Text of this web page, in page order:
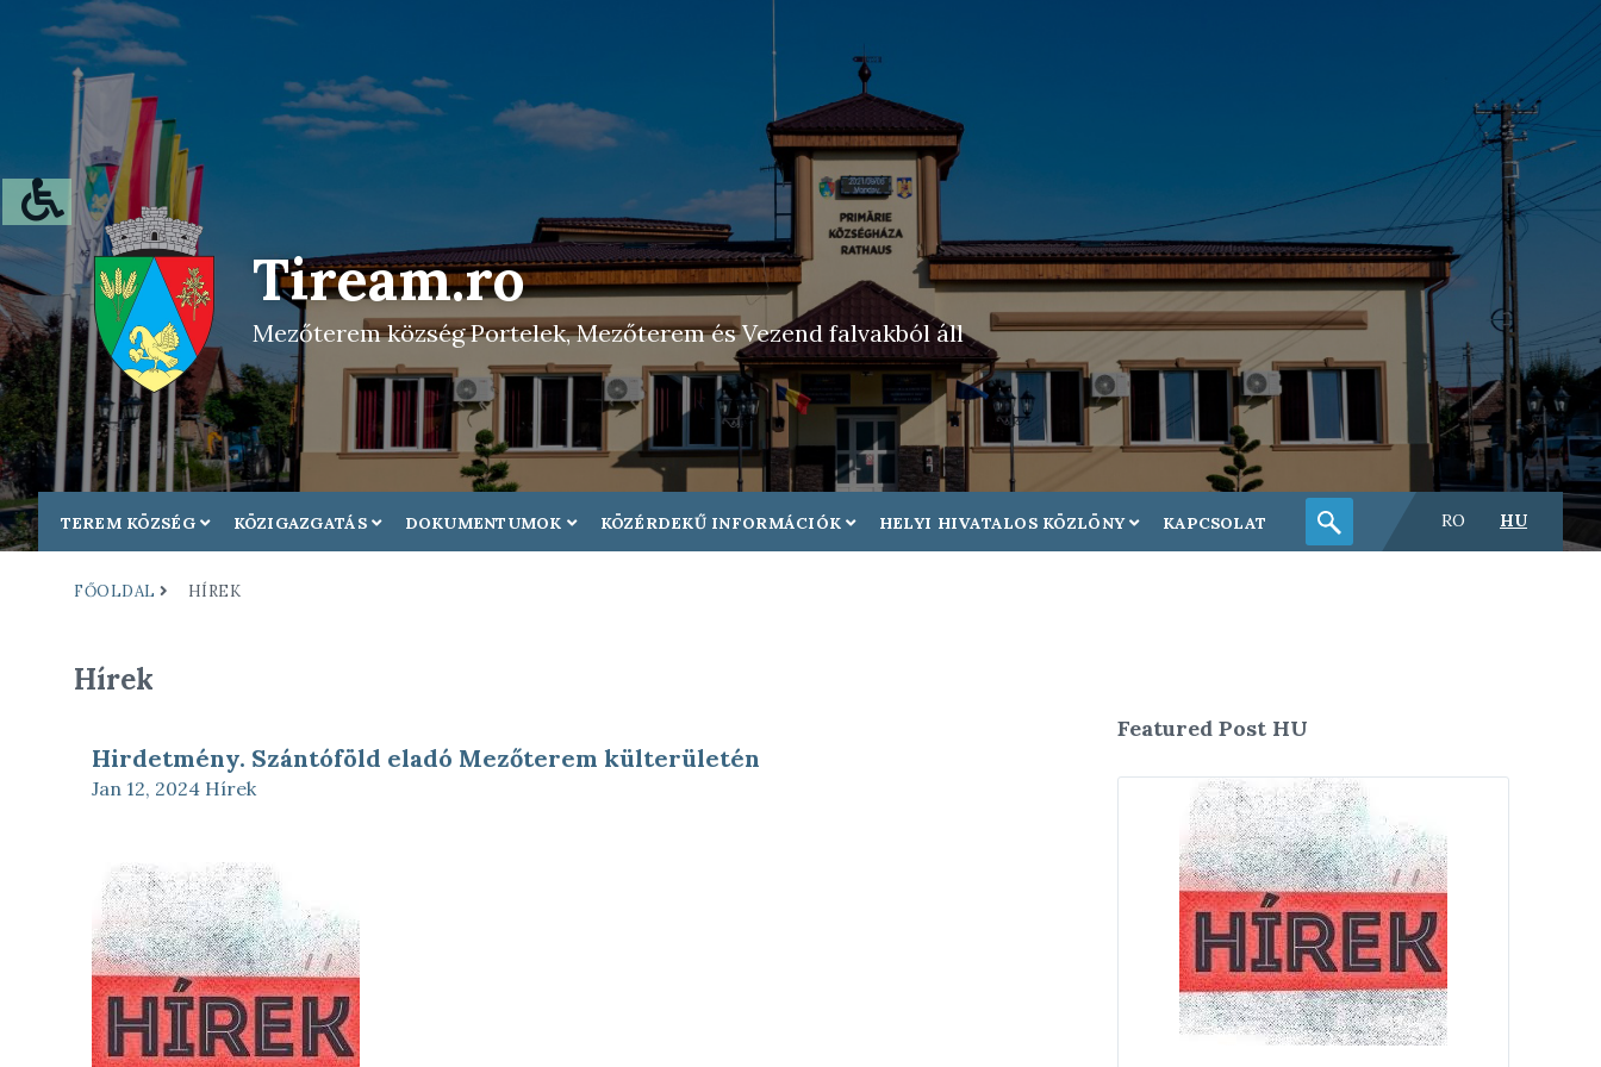
Tiream.ro
Mezőterem község Portelek, Mezőterem és Vezend falvakból áll
TEREM KÖZSÉG KÖZIGAZGATÁS DOKUMENTUMOK KÖZÉRDEKŰ INFORMÁCIÓK HELYI HIVATALOS KÖZLÖNY KAPCSOLAT RO HU
FŐOLDAL HÍREK
Hírek
Hirdetmény. Szántóföld eladó Mezőterem külterületén
Jan 12, 2024 Hírek
Featured Post HU